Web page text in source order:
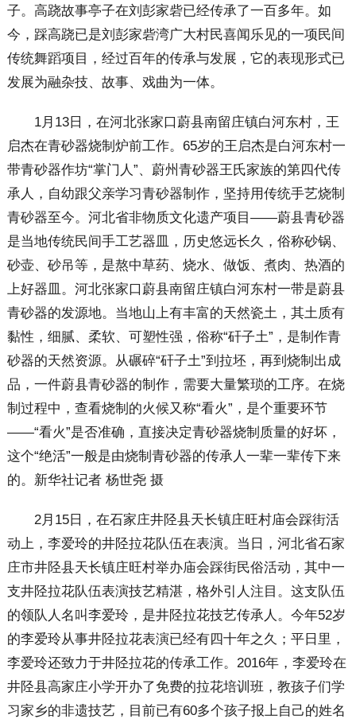
子。高跷故事亭子在刘彭家砦已经传承了一百多年。如
今，踩高跷已是刘彭家砦湾广大村民喜闻乐见的一项民间
传统舞蹈项目，经过百年的传承与发展，它的表现形式已
发展为融杂技、故事、戏曲为一体。
1月13日，在河北张家口蔚县南留庄镇白河东村，王
启杰在青砂器烧制炉前工作。65岁的王启杰是白河东村一
带青砂器作坊“掌门人”、蔚州青砂器王氏家族的第四代传
承人，自幼跟父亲学习青砂器制作，坚持用传统手艺烧制
青砂器至今。河北省非物质文化遗产项目——蔚县青砂器
是当地传统民间手工艺器皿，历史悠远长久，俗称砂锅、
砂壶、砂吊等，是熬中草药、烧水、做饭、煮肉、热酒的
上好器皿。河北张家口蔚县南留庄镇白河东村一带是蔚县
青砂器的发源地。当地山上有丰富的天然瓷土，其土质有
黏性，细腻、柔软、可塑性强，俗称“矸子土”，是制作青
砂器的天然资源。从碾碎“矸子土”到拉坯，再到烧制出成
品，一件蔚县青砂器的制作，需要大量繁琐的工序。在烧
制过程中，查看烧制的火候又称“看火”，是个重要环节
——“看火”是否准确，直接决定青砂器烧制质量的好坏，
这个“绝活”一般是由烧制青砂器的传承人一辈一辈传下来
的。新华社记者 杨世尧 摄
2月15日，在石家庄井陉县天长镇庄旺村庙会踩街活
动上，李爱玲的井陉拉花队伍在表演。当日，河北省石家
庄市井陉县天长镇庄旺村举办庙会踩街民俗活动，其中一
支井陉拉花队伍表演技艺精湛，格外引人注目。这支队伍
的领队人名叫李爱玲，是井陉拉花技艺传承人。今年52岁
的李爱玲从事井陉拉花表演已经有四十年之久；平日里，
李爱玲还致力于井陉拉花的传承工作。2016年，李爱玲在
井陉县高家庄小学开办了免费的拉花培训班，教孩子们学
习家乡的非遗技艺，目前已有60多个孩子报上自己的姓名